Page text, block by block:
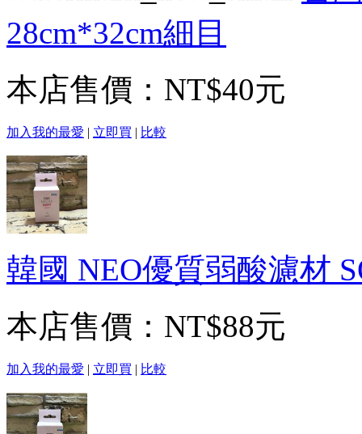
28cm*32cm細目
本店售價： NT$40元
加入我的最愛 | 立即買 | 比較
韓國 NEO優質弱酸濾材
本店售價： NT$88元
加入我的最愛 | 立即買 | 比較